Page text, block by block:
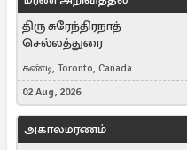
திரு சுரேந்திரநாத்
செல்லத்துரை
கண்டி, Toronto, Canada
02 Aug, 2026
அகாலமரணம்